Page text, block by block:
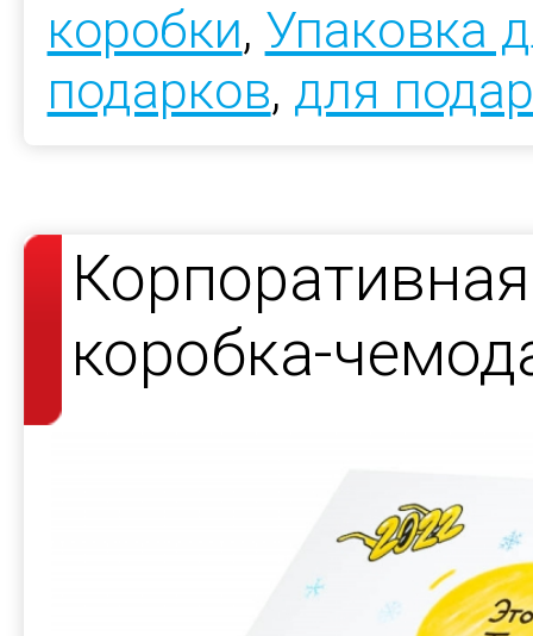
коробки, Упаковка
подарков, для
коробка-